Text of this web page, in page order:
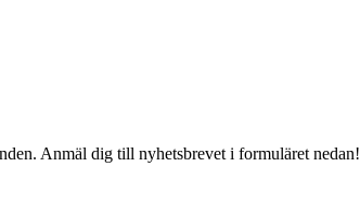
Anmäl dig till nyhetsbrevet i formuläret nedan!